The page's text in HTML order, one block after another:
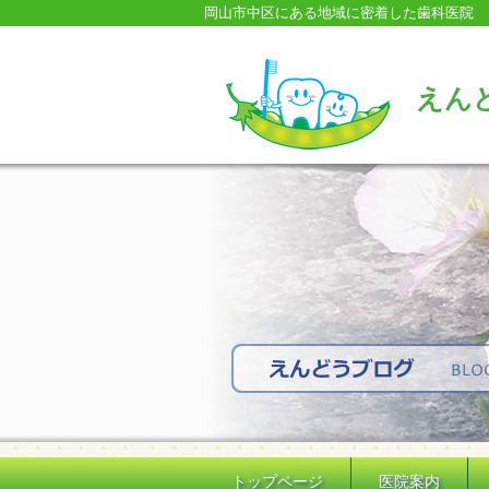
岡山市中区にある地域に密着した歯科医院
えん
トップページ 医院案内